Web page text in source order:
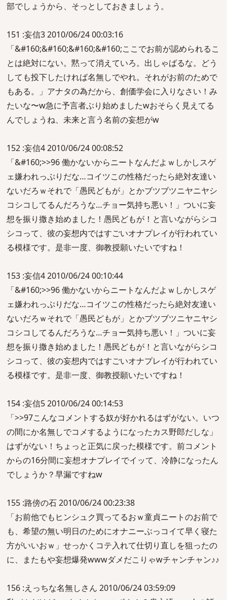
部でしょうから、そっとしておきましょう。
151 :妄信3 2010/06/24 00:03:16
「&#160;&#160;&#160;&#160;ここでお前が認められるこ
とは絶対にない。黙って消えていろ。出しゃばるな。どう
しても投下したければ名無しでやれ。それがお前のためで
もある。」アナタの為だから、創価学会に入りなさい！み
たいな〜w急に予言者ぶり始めましたwおそらく見えてる
んでしょうね、未来と言う名前の妄想がw
152 :妄信4 2010/06/24 00:08:52
「&#160;>>96 働かないからニートなんだよｗしかしスゲ
ェ嫌われっぷりだな…コイツこの性格だったら絶対友達い
ないだろｗそれで「愚民どもが」とかブツブツニヤニヤシ
コシコしてるんだろうな…チョー気持ち悪い！」ついに妄
想を振り撒き始めました！愚民どもが！と言いながらシコ
シコって、彼の妄想内ではすごいオナプレイが行われてい
る模様です。是非一度、御教授願いたいですね！
153 :妄信4 2010/06/24 00:10:44
「&#160;>>96 働かないからニートなんだよｗしかしスゲ
ェ嫌われっぷりだな…コイツこの性格だったら絶対友達い
ないだろｗそれで「愚民どもが」とかブツブツニヤニヤシ
コシコしてるんだろうな…チョー気持ち悪い！」ついに妄
想を振り撒き始めました！愚民どもが！と言いながらシコ
シコって、彼の妄想内ではすごいオナプレイが行われてい
る模様です。是非一度、御教授願いたいですね！
154 :妄信5 2010/06/24 00:14:53
「>>97こんなコメントする奴が好かれるはずがない。いつ
の間にか名無しでコメするようになったカス野郎だしな」
はずがない！ちょっと正気に戻った模様です。前コメント
からの16分間に妄想オナプレイでイッて、冷静になったん
でしょうか？早漏ですねw
155 :路傍の石 2010/06/24 00:23:38
「お前他でもヒンシュク買ってるおｗ童貞ニートのお前で
も、希望の無い明日のためにオナニーぶっコイて早く寝た
方がいいおｗ」せっかくコテ入れて仕切り直しを狙ったの
に、またもや妄想爆発wwwダメだこりゃwチャンチャン♪♪
156 :えっちな名無しさん 2010/06/24 03:59:09